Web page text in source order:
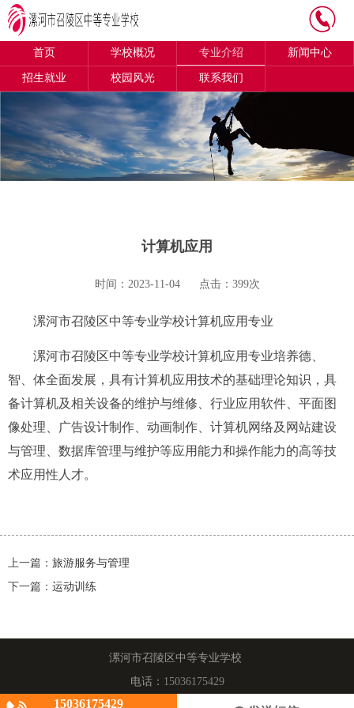
首页 学校概况 专业介绍 新闻中心
招生就业 校园风光 联系我们
计算机应用
时间：2023-11-04 点击：399次
漯河市召陵区中等专业学校计算机应用专业
漯河市召陵区中等专业学校计算机应用专业培养德、
智、体全面发展，具有计算机应用技术的基础理论知识，具
备计算机及相关设备的维护与维修、行业应用软件、平面图
像处理、广告设计制作、动画制作、计算机网络及网站建设
与管理、数据库管理与维护等应用能力和操作能力的高等技
术应用性人才。
上一篇： 旅游服务与管理
下一篇： 运动训练
漯河市召陵区中等专业学校
电话： 15036175429
河南省漯河市召陵区召陵区东城产业聚集区
15036175429